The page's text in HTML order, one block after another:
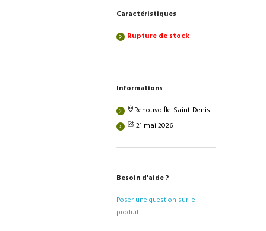
Caractéristiques
Rupture de stock
Informations
Renouvo Île-Saint-Denis
21 mai 2026
Besoin d'aide ?
Poser une question sur le
produit